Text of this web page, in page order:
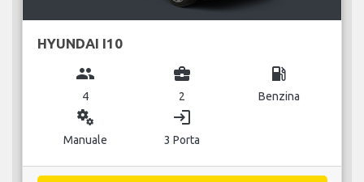
HYUNDAI I10
group
4
business_center
2
local_gas_station
Benzina
miscellaneous_services
Manuale
login
3 Porta